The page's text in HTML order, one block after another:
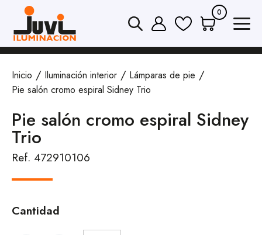
0
Inicio Iluminación interior
Lámparas de pie
Pie salón cromo espiral Sidney Trio
Pie salón cromo espiral Sidney
Trio
Ref. 472910106
Cantidad